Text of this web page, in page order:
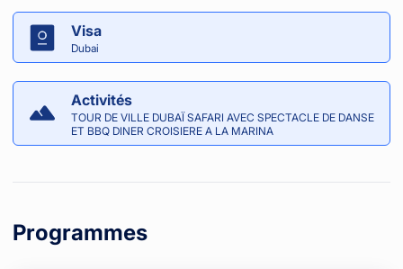
Visa
Dubai
Activités
TOUR DE VILLE DUBAÏ SAFARI AVEC SPECTACLE DE DANSE
ET BBQ DINER CROISIERE A LA MARINA
Programmes